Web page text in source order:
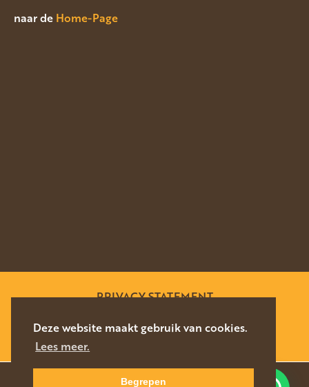
Deze website maakt gebruik van cookies.
Lees meer.
Begrepen
naar de Home-Page
PRIVACY STATEMENT
WEBSITE DOOR